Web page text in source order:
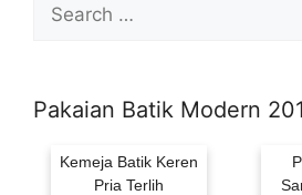
for:
Pakaian Batik Modern
Kemeja Batik Keren
Pria Terlih